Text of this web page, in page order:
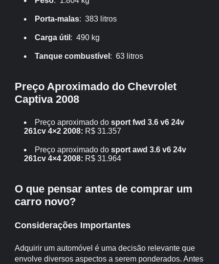
Porta-malas: 383 litros
Carga útil : 490 kg
Tanque combustível : 63 litros
Preço Aproximado do Chevrolet
Captiva 2008
Preço aproximado dosport fwd 3.6 v6 24v
261cv 4×2 2008: R$ 31.357
Preço aproximado dosport awd 3.6 v6 24v
261cv 4×4 2008: R$ 31.964
O que pensar antes de comprar um
carro novo?
Considerações Importantes
Adquirir um automóvel é uma decisão relevante que
envolve diversos aspectos a serem ponderados. Antes